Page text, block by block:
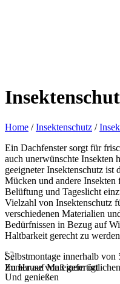
Home / Insektenschutz /
Ein Dachfenster sorgt für
auch unerwünschte Insekten
geeigneter Insektenschutz ist
Mücken und andere Insekten
Belüftung und Tageslicht
Vielzahl von Insektenschutz
verschiedenen Materialien
Bedürfnissen in Bezug auf
Haltbarkeit gerecht zu
Selbstmontage innerhalb von
Und genießen
Zu Hause von einem
Immer auf Maß gefertigt
Schnelle Lieferung